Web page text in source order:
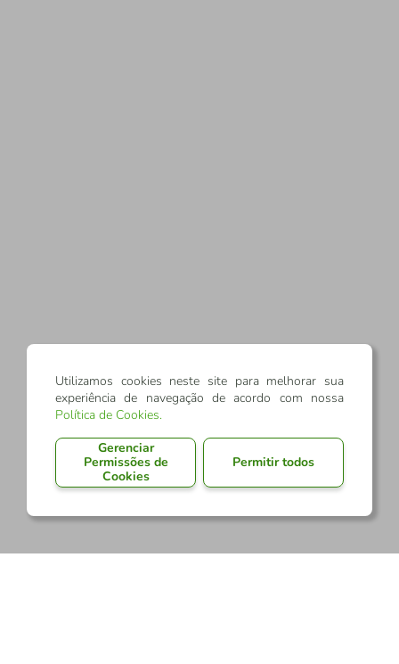
Utilizamos cookies neste site para melhorar sua
experiência de navegação de acordo com nossa
Política de Cookies.
Gerenciar
Permissões de
Cookies
Permitir todos